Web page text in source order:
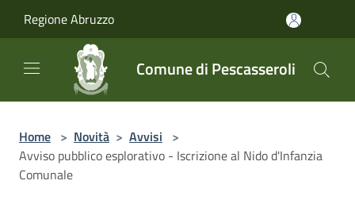
Regione Abruzzo
Comune di Pescasseroli
Home > Novità > Avvisi >
Avviso pubblico esplorativo - Iscrizione al Nido d'Infanzia
Comunale